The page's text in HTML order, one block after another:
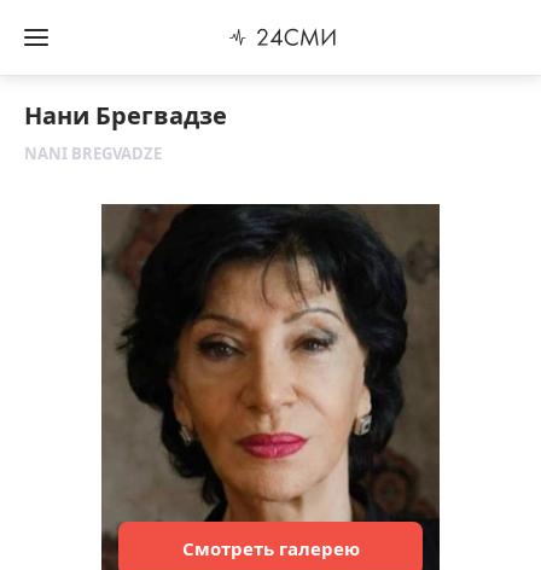
Нани Брегвадзе
NANI BREGVADZE
Смотреть галерею